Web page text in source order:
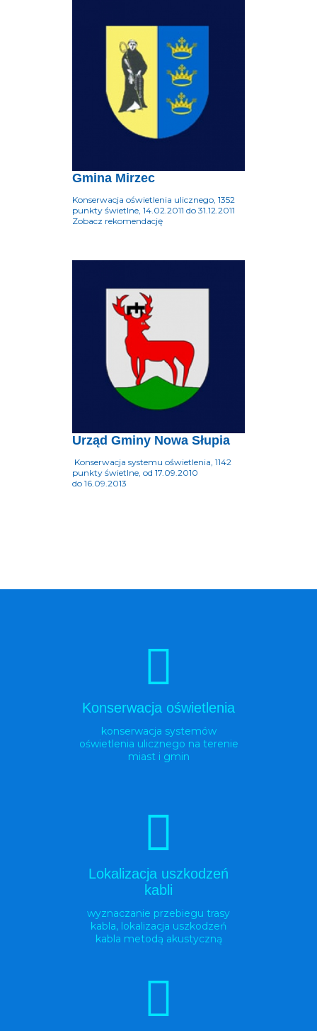
Gmina Mirzec
Konserwacja oświetlenia ulicznego, 1352
punkty świetlne, 14.02.2011 do 31.12.2011
Zobacz rekomendację
Urząd Gminy Nowa Słupia
Konserwacja systemu oświetlenia, 1142
punkty świetlne, od 17.09.2010
do 16.09.2013
Konserwacja oświetlenia
konserwacja systemów
oświetlenia ulicznego na terenie
miast i gmin
Lokalizacja uszkodzeń
kabli
wyznaczanie przebiegu trasy
kabla, lokalizacja uszkodzeń
kabla metodą akustyczną